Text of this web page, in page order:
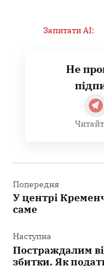
Запитати AI:
Не
записів
Попередня
У центрі
саме
Наступна
Постраждалим
збитки. Як